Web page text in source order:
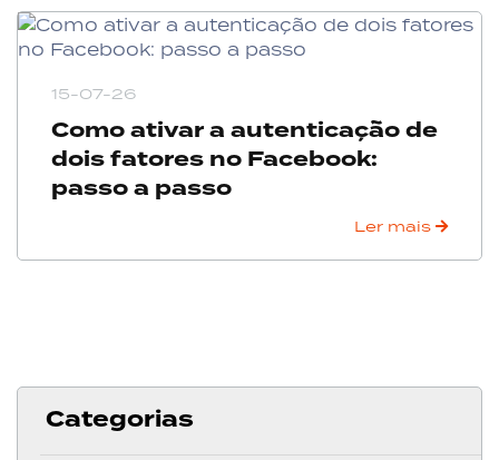
15-07-26
Como ativar a autenticação de
dois fatores no Facebook:
passo a passo
Ler mais
Categorias